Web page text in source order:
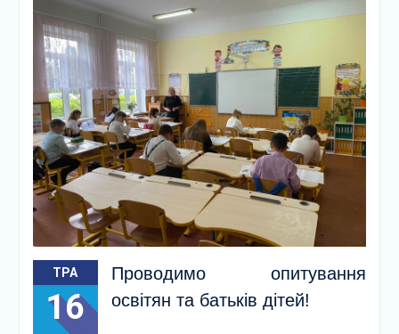
ТРА
16
Проводимо опитування
освітян та батьків дітей!